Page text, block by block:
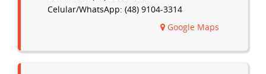
Celular/WhatsApp: (48) 9104-3314
Google Maps